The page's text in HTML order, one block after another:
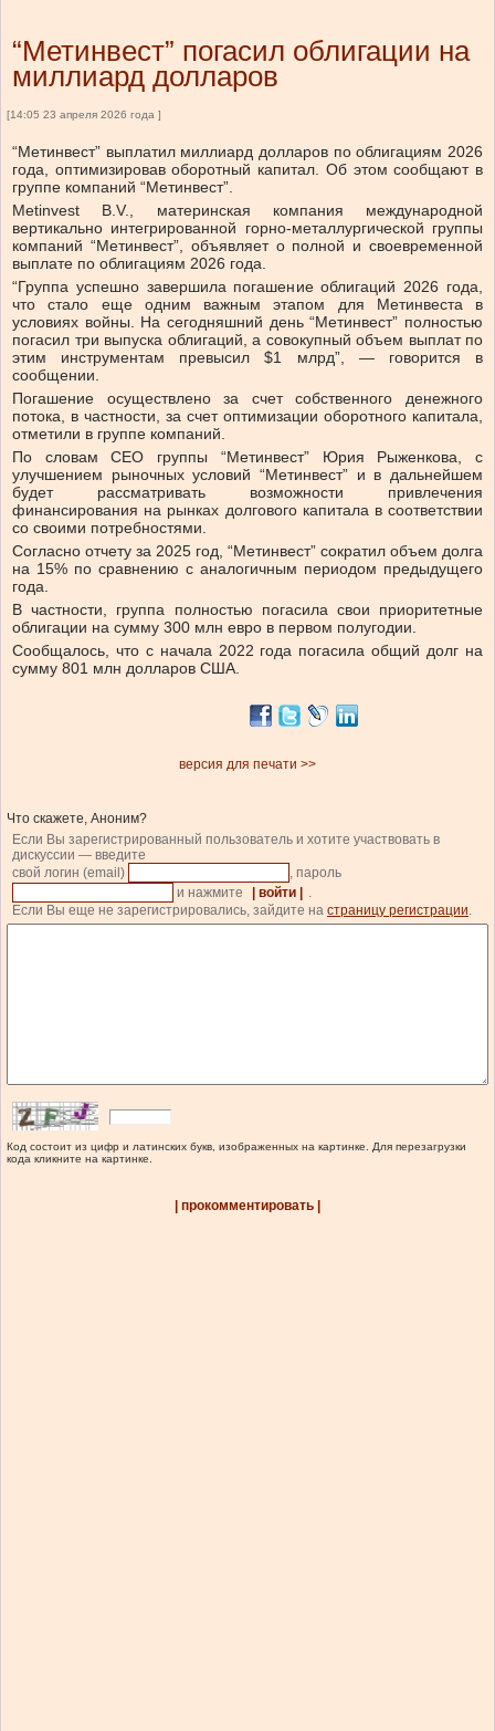
“Метинвест” погасил облигации на
миллиард долларов
[14:05 23 апреля 2026 года ]
“Метинвест” выплатил миллиард долларов по облигациям 2026
года, оптимизировав оборотный капитал. Об этом сообщают в
группе компаний “Метинвест”.
Metinvest B.V., материнская компания международной
вертикально интегрированной горно-металлургической группы
компаний “Метинвест”, объявляет о полной и своевременной
выплате по облигациям 2026 года.
“Группа успешно завершила погашение облигаций 2026 года,
что стало еще одним важным этапом для Метинвеста в
условиях войны. На сегодняшний день “Метинвест” полностью
погасил три выпуска облигаций, а совокупный объем выплат по
этим инструментам превысил $1 млрд”, — говорится в
сообщении.
Погашение осуществлено за счет собственного денежного
потока, в частности, за счет оптимизации оборотного капитала,
отметили в группе компаний.
По словам СЕО группы “Метинвест” Юрия Рыженкова, с
улучшением рыночных условий “Метинвест” и в дальнейшем
будет рассматривать возможности привлечения
финансирования на рынках долгового капитала в соответствии
со своими потребностями.
Согласно отчету за 2025 год, “Метинвест” сократил объем долга
на 15% по сравнению с аналогичным периодом предыдущего
года.
В частности, группа полностью погасила свои приоритетные
облигации на сумму 300 млн евро в первом полугодии.
Сообщалось, что с начала 2022 года погасила общий долг на
сумму 801 млн долларов США.
версия для печати >>
Что скажете, Аноним?
Если Вы зарегистрированный пользователь и хотите участвовать в
дискуссии — введите
свой логин (email)
, пароль
и нажмите
| войти |
.
Если Вы еще не зарегистрировались, зайдите на страницу регистрации.
Код состоит из цифр и латинских букв, изображенных на картинке. Для перезагрузки
кода кликните на картинке.
| прокомментировать |